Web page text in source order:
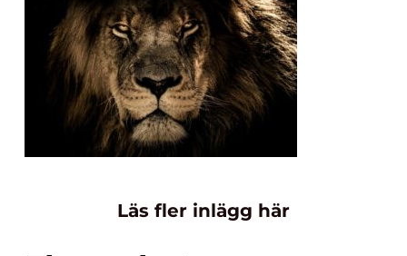
Läs fler inlägg här